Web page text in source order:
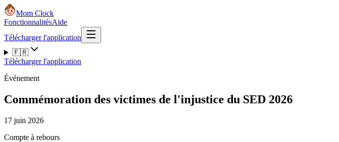
Mom Clock
FonctionnalitésAide
Télécharger l'application
🇫🇷
Télécharger l'application
Événement
Commémoration des victimes de l'injustice du SED 2026
17 juin 2026
Compte à rebours